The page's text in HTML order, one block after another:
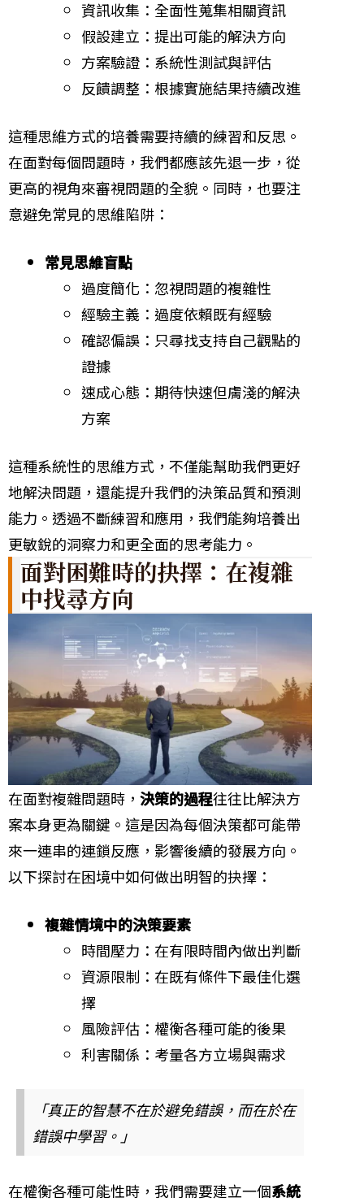
資訊收集：全面性蒐集相關資訊
假設建立：提出可能的解決方向
方案驗證：系統性測試與評估
反饋調整：根據實施結果持續改進
這種思維方式的培養需要持續的練習和反思。
在面對每個問題時，我們都應該先退一步，從
更高的視角來審視問題的全貌。同時，也要注
意避免常見的思維陷阱：
常見思維盲點
過度簡化：忽視問題的複雜性
經驗主義：過度依賴既有經驗
確認偏誤：只尋找支持自己觀點的
證據
速成心態：期待快速但膚淺的解決
方案
這種系統性的思維方式，不僅能幫助我們更好
地解決問題，還能提升我們的決策品質和預測
能力。透過不斷練習和應用，我們能夠培養出
更敏銳的洞察力和更全面的思考能力。
面對困難時的抉擇：在複雜
中找尋方向
在面對複雜問題時， 決策的過程往往比解決方
案本身更為關鍵。這是因為每個決策都可能帶
來一連串的連鎖反應，影響後續的發展方向。
以下探討在困境中如何做出明智的抉擇：
複雜情境中的決策要素
時間壓力：在有限時間內做出判斷
資源限制：在既有條件下最佳化選
擇
風險評估：權衡各種可能的後果
利害關係：考量各方立場與需求
「真正的智慧不在於避免錯誤，而在於在
錯誤中學習。」
在權衡各種可能性時，我們需要建立一個系統